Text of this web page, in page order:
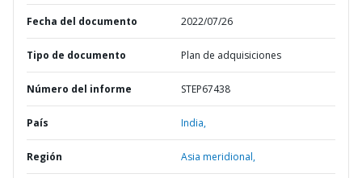
Fecha del documento 2022/07/26
Tipo de documento Plan de adquisiciones
Número del informe STEP67438
País India,
Región Asia meridional,